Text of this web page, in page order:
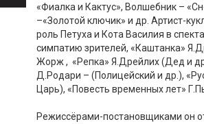
«Фиалка и Кактус», Волшебник –
–«Золотой ключик» и др. Артист-
роль Петуха и Кота Василия в
симпатию зрителей, «Каштанка»
Жорж , «Репка» Я.Дрейлих (Дед и
Д.Родари – (Полицейский и др.),
Царь), «Повесть временных лет»
Режиссёрами-постановщиками он